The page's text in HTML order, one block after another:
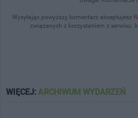
Wysyłając powyższy komentarz akceptujesz
związanych z korzystaniem z serwisu.
WIĘCEJ: ARCHIWUM WYDARZEŃ